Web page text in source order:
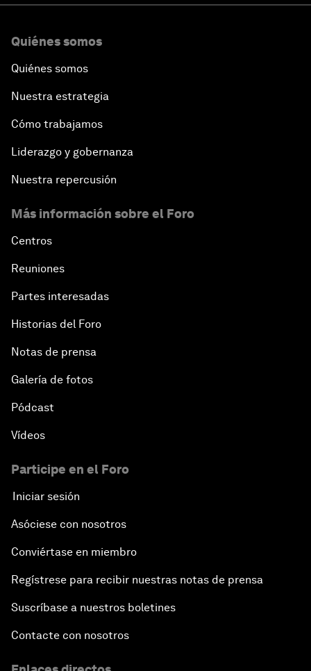
Quiénes somos
Quiénes somos
Nuestra estrategia
Cómo trabajamos
Liderazgo y gobernanza
Nuestra repercusión
Más información sobre el Foro
Centros
Reuniones
Partes interesadas
Historias del Foro
Notas de prensa
Galería de fotos
Pódcast
Vídeos
Participe en el Foro
Iniciar sesión
Asóciese con nosotros
Conviértase en miembro
Regístrese para recibir nuestras notas de prensa
Suscríbase a nuestros boletines
Contacte con nosotros